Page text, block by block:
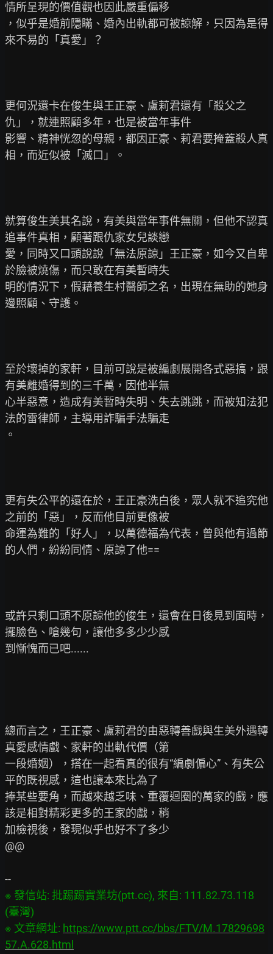
情所呈現的價值觀也因此嚴重偏移
，似乎是婚前隱瞞、婚內出軌都可被諒解，只因為是得
來不易的「真愛」？
更何況還卡在俊生與王正豪、盧莉君還有「殺父之
仇」，就連照顧多年，也是被當年事件
影響、精神恍忽的母親，都因正豪、莉君要掩蓋殺人真
相，而近似被「滅口」。
就算俊生美其名說，有美與當年事件無關，但他不認真
追事件真相，顧著跟仇家女兒談戀
愛，同時又口頭說說「無法原諒」王正豪，如今又自卑
於臉被燒傷，而只敢在有美暫時失
明的情況下，假藉養生村醫師之名，出現在無助的她身
邊照顧、守護。
至於壞掉的家軒，目前可說是被編劇展開各式惡搞，跟
有美離婚得到的三千萬，因他半無
心半惡意，造成有美暫時失明、失去跳跳，而被知法犯
法的雷律師，主導用詐騙手法騙走
。
更有失公平的還在於，王正豪洗白後，眾人就不追究他
之前的「惡」，反而他目前更像被
命運為難的「好人」，以萬德福為代表，曾與他有過節
的人們，紛紛同情、原諒了他==
或許只剩口頭不原諒他的俊生，還會在日後見到面時，
擺臉色、嗆幾句，讓他多多少少感
到慚愧而已吧......
總而言之，王正豪、盧莉君的由惡轉善戲與生美外遇轉
真愛感情戲、家軒的出軌代價（第
一段婚姻），搭在一起看真的很有“編劇偏心”、有失公
平的既視感，這也讓本來比為了
捧某些要角，而越來越乏味、重覆迴圈的萬家的戲，應
該是相對精彩更多的王家的戲，稍
加檢視後，發現似乎也好不了多少
@@
※ 發信站: 批踢踢實業坊(ptt.cc), 來自: 111.82.73.118
(臺灣)
※ 文章網址: https://www.ptt.cc/bbs/FTV/M.17829698
57.A.628.html